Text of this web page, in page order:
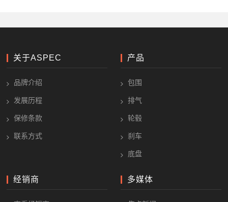
关于ASPEC
品牌介绍
发展历程
保修条款
联系方式
产品
包围
排气
轮毂
刹车
底盘
经销商 多媒体